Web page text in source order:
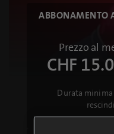
Unmute
ABBONAMENTO
Prezzo al
CHF
Durata